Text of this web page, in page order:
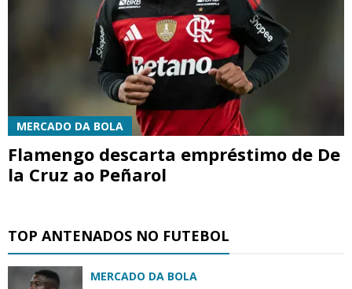
MERCADO DA BOLA
Flamengo descarta empréstimo de De
la Cruz ao Peñarol
TOP ANTENADOS NO FUTEBOL
MERCADO DA BOLA